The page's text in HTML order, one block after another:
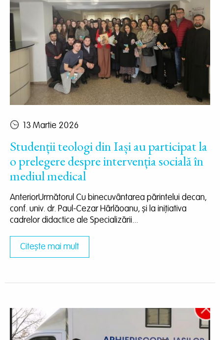
13 Martie 2026
Studenții teologi din Iași au participat la
o prelegere despre intervenția socială în
mediul medical
AnteriorUrmătorul Cu binecuvântarea părintelui decan,
conf. univ. dr. Paul-Cezar Hârlăoanu, și la inițiativa
cadrelor didactice ale Specializării...
Citește mai mult